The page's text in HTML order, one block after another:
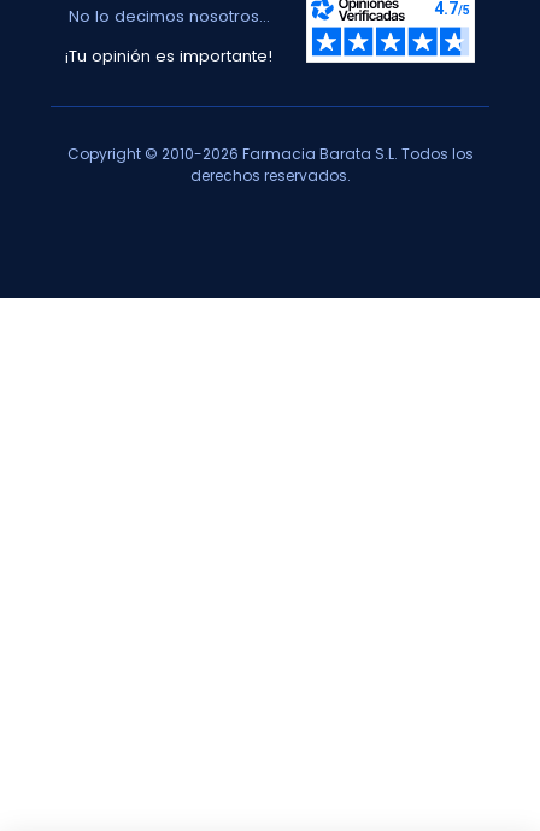
No lo decimos nosotros...
¡Tu opinión es importante!
Copyright © 2010-2026 Farmacia Barata S.L. Todos los
derechos reservados.